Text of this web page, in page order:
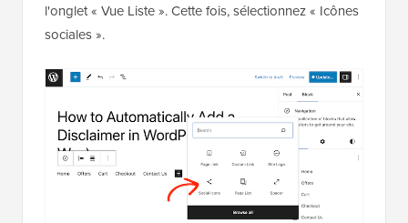
l'onglet « Vue Liste ». Cette fois, sélectionnez « Icônes
sociales ».